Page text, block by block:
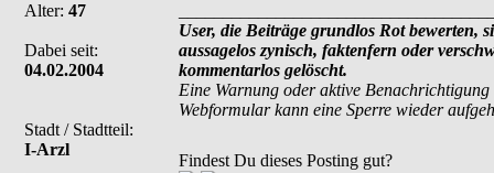
Alter: 47
Dabei seit:
04.02.2004
Stadt / Stadtteil:
I-Arzl
User, die Beiträge grundlos Rot bewerten,
aussagelos zynisch, faktenfern oder
kommentarlos gelöscht.
Eine Warnung oder aktive
Webformular kann eine Sperre wieder
Findest Du dieses Posting gut?